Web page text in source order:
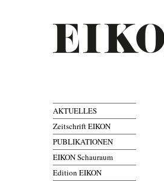
AKTUELLES
Zeitschrift EIKON
PUBLIKATIONEN
EIKON Schauraum
Edition EIKON